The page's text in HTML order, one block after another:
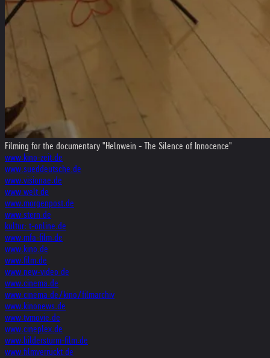
Filming for the documentary "Helnwein - The Silence of Innocence"
www.kino-zeit.de
www.sueddeutsche.de
www.visionae.de
www.welt.de
www.morgenpost.de
www.stern.de
kultur: t-online.de
www.mfa-film.de
www.kino.de
www.film.de
www.new-video.de
www.cinema.de
www.cinema.de/kino/filmarchiv
www.kinonews.de
www.tvmovie.de
www.cineplex.de
www.bildersturm-film.de
www.filmverrückt.de